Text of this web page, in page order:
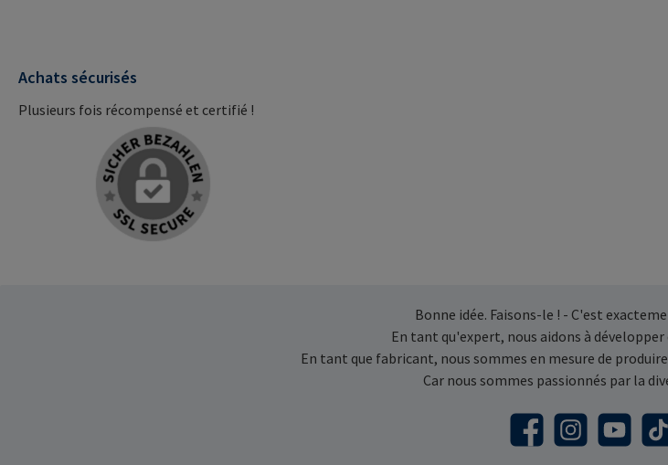
Achats sécurisés
Plusieurs fois récompensé et certifié !
Bonne idée. Faisons-le ! - C'est
En tant qu'expert, nous aidons à
En tant que fabricant, nous sommes en mesure de
Car nous sommes passionnés par la
FacebookInstagramYouTube